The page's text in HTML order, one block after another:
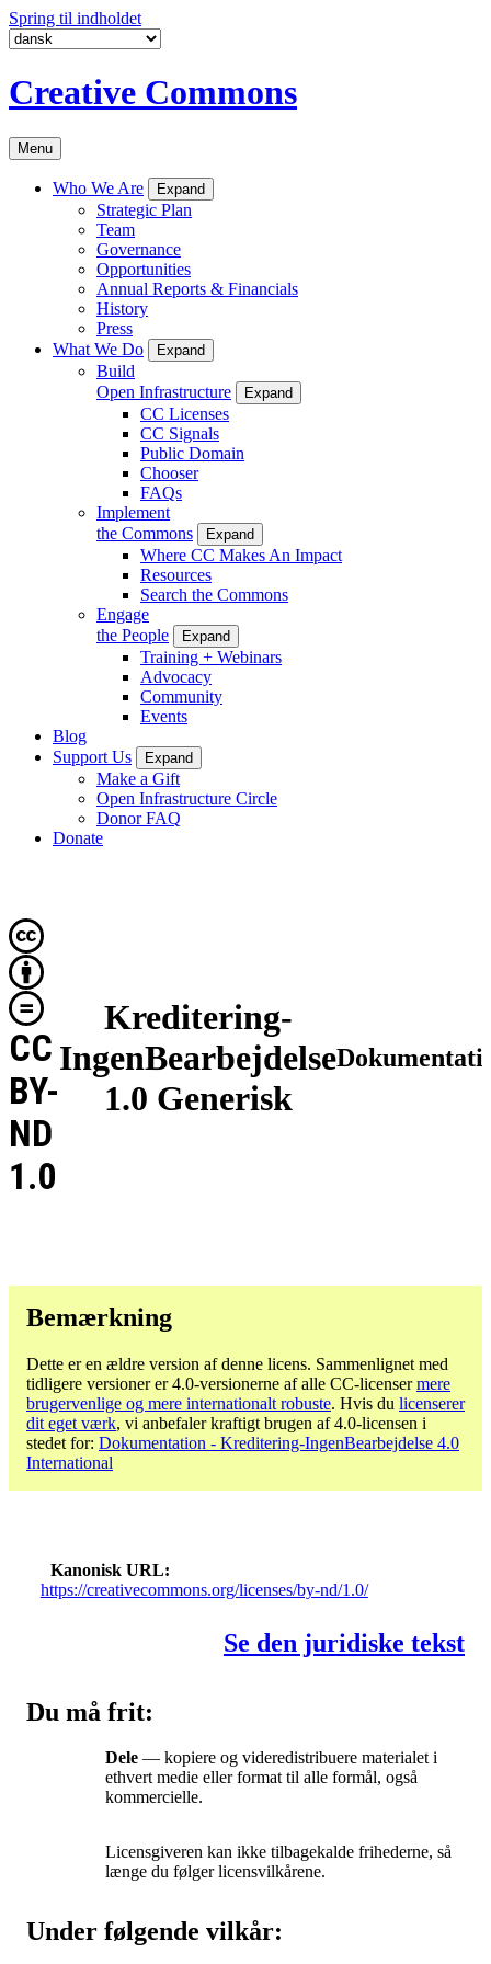
Spring til indholdet
Creative Commons
Menu
Who We Are Expand
Strategic Plan
Team
Governance
Opportunities
Annual Reports & Financials
History
Press
What We Do
Expand
Build
Open Infrastructure
Expand
CC Licenses
CC Signals
Public Domain
Chooser
FAQs
Implement
the Commons
Expand
Where CC Makes An Impact
Resources
Search the Commons
Engage
the People
Expand
Training + Webinars
Advocacy
Community
Events
Blog
Support Us
Expand
Make a Gift
Open Infrastructure Circle
Donor FAQ
Donate
Kreditering-
IngenBearbejdelse
1.0 Generisk
CC
BY-
ND
1.0
Bemærkning
Dette er en ældre version af denne licens. Sammenlignet med
tidligere versioner er 4.0-versionerne af alle CC-licensermere
brugervenlige og mere internationalt robuste. Hvis du licenserer
dit eget værk, vi anbefaler kraftigt brugen af ​​4.0-licensen i
stedet for: Dokumentation - Kreditering-IngenBearbejdelse 4.0
International
Kanonisk URL
https://creativecommons.org/licenses/by-nd/1.0/
Se den juridiske tekst
Du må frit:
Dele — kopiere og videredistribuere materialet i
ethvert medie eller format til alle formål, også
kommercielle.
Licensgiveren kan ikke tilbagekalde frihederne, så
længe du følger licensvilkårene.
Under følgende vilkår: